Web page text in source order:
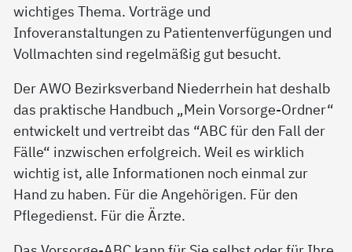
wichtiges Thema. Vorträge und
Infoveranstaltungen zu Patientenverfügungen und
Vollmachten sind regelmäßig gut besucht.
Der AWO Bezirksverband Niederrhein hat deshalb
das praktische Handbuch „Mein Vorsorge-Ordner“
entwickelt und vertreibt das “ABC für den Fall der
Fälle“ inzwischen erfolgreich. Weil es wirklich
wichtig ist, alle Informationen noch einmal zur
Hand zu haben. Für die Angehörigen. Für den
Pflegedienst. Für die Ärzte.